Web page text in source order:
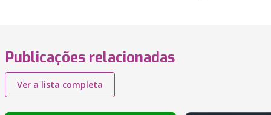
Publicações relacionadas
Ver a lista completa